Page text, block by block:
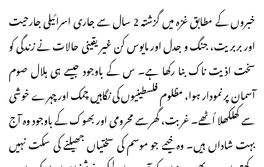
خبروں کے مطابق غزہ میں گزشتہ 2 سال سے جاری اسرائیلی جارحیت
اور بربریت، جنگ و جدل اور مایوس کن غیر یقینی حالات نے زندگی کو
سخت اذیت ناک بنا رکھا ہے۔ س کے باوجود جیسے ہی ہلال صوم
آسمان پر نمودار ہوا، مظلوم فلسطینیوں کی نگاہیں چمک اور چہرے خوشی
سے کھلکھلا اُٹھے۔ غربت، گھرسے محرومی اور بھوک کے باوجود وہ آج
بہت شاداں ہیں۔ وہ خیمے جو موسم کی سختیاں جھیلنے کی سکت نہیں